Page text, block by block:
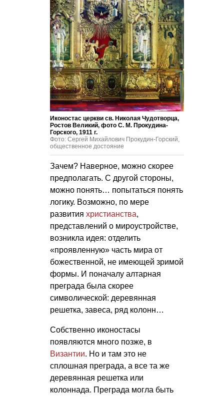
Иконостас церкви св. Николая Чудотворца,
Ростов Великий, фото С. М. Прокудина-
Горского, 1911 г.
Фото: Сергей Михайлович Прокудин-Горский,
общественное достояние
Зачем? Наверное, можно скорее
предполагать. С другой стороны,
можно понять… попытаться понять
логику. Возможно, по мере
развития христианства,
представлений о мироустройстве,
возникла идея: отделить
«проявленную» часть мира от
божественной, не имеющей зримой
формы. И поначалу алтарная
преграда была скорее
символической: деревянная
решетка, завеса, ряд колонн…
Собственно иконостасы
появляются много позже, в
Византии. Но и там это не
сплошная преграда, а все та же
деревянная решетка или
колоннада. Преграда могла быть